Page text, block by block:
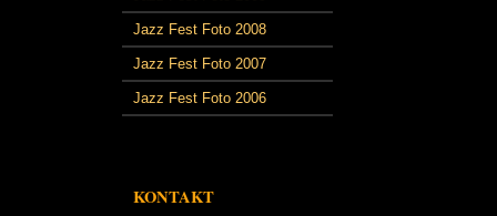
Jazz Fest Foto 2008
Jazz Fest Foto 2007
Jazz Fest Foto 2006
KONTAKT